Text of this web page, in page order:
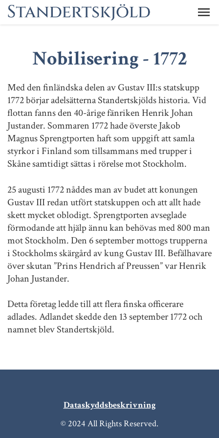
Nobilisering - 1772
Med den finländska delen av Gustav III:s statskupp
1772 börjar adelsätterna Standertskjölds historia. Vid
flottan fanns den 40-årige fänriken Henrik Johan
Justander. Sommaren 1772 hade överste Jakob
Magnus Sprengtporten haft som uppgift att samla
styrkor i Finland som tillsammans med trupper i
Skåne samtidigt sättas i rörelse mot Stockholm.
25 augusti 1772 nåddes man av budet att konungen
Gustav III redan utfört statskuppen och att allt hade
skett mycket oblodigt. Sprengtporten avseglade
förmodande att hjälp ännu kan behövas med 800 man
mot Stockholm. Den 6 september mottogs trupperna
i Stockholms skärgård av kung Gustav III. Befälhavare
över skutan ”Prins Hendrich af Preussen” var Henrik
Johan Justander.
Detta företag ledde till att flera finska officerare
adlades. Adlandet skedde den 13 september 1772 och
namnet blev Standertskjöld.
Dataskyddsbeskrivning
© 2024 All Rights Reserved.